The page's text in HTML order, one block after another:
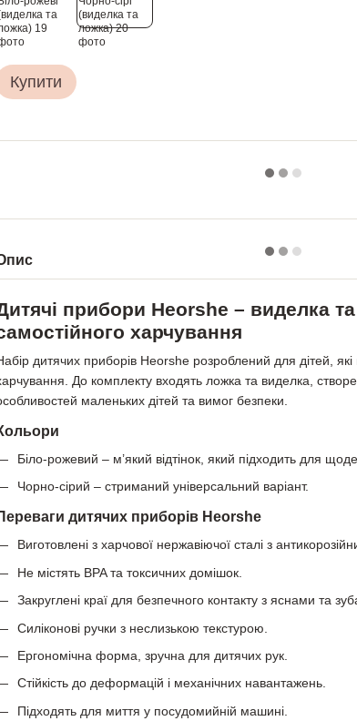
Купити
прибори Heorshe – виделка
харчування
дитячих приборів Heorshe розроблений для дітей,
До комплекту входять ложка та виделка,
маленьких дітей та вимог безпеки.
Біло-рожевий – м’який відтінок, який підходить для
Чорно-сірий – стриманий універсальний варіант.
дитячих приборів Heorshe
Виготовлені з харчової нержавіючої сталі з
Не містять BPA та токсичних домішок.
Закруглені краї для безпечного контакту з яснами та
Силіконові ручки з неслизькою текстурою.
Ергономічна форма, зручна для дитячих рук.
Стійкість до деформацій і механічних навантажень.
Підходять для миття у посудомийній машині.